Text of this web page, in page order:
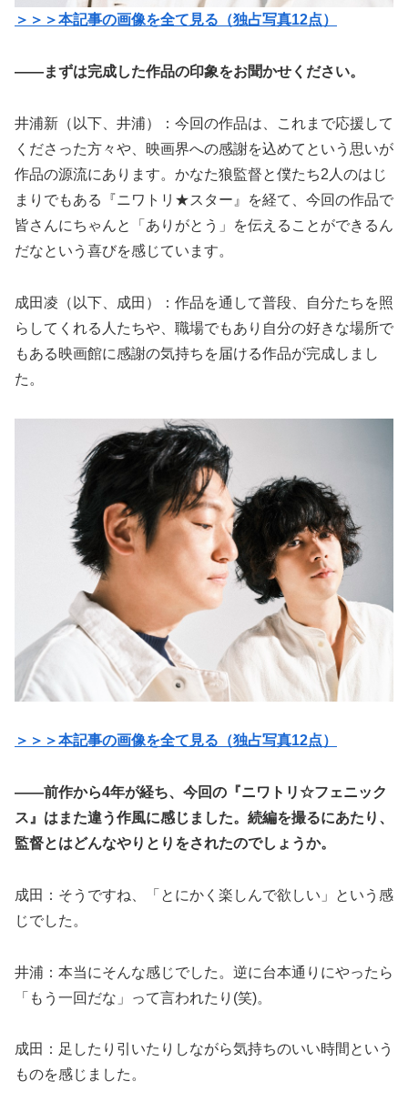
＞＞＞本記事の画像を全て見る（独占写真12点）
——まずは完成した作品の印象をお聞かせください。
井浦新（以下、井浦）：今回の作品は、これまで応援して
くださった方々や、映画界への感謝を込めてという思いが
作品の源流にあります。かなた狼監督と僕たち2人のはじ
まりでもある『ニワトリ★スター』を経て、今回の作品で
皆さんにちゃんと「ありがとう」を伝えることができるん
だなという喜びを感じています。
成田凌（以下、成田）：作品を通して普段、自分たちを照
らしてくれる人たちや、職場でもあり自分の好きな場所で
もある映画館に感謝の気持ちを届ける作品が完成しまし
た。
＞＞＞本記事の画像を全て見る（独占写真12点）
——前作から4年が経ち、今回の『ニワトリ☆フェニック
ス』はまた違う作風に感じました。続編を撮るにあたり、
監督とはどんなやりとりをされたのでしょうか。
成田：そうですね、「とにかく楽しんで欲しい」という感
じでした。
井浦：本当にそんな感じでした。逆に台本通りにやったら
「もう一回だな」って言われたり(笑)。
成田：足したり引いたりしながら気持ちのいい時間という
ものを感じました。